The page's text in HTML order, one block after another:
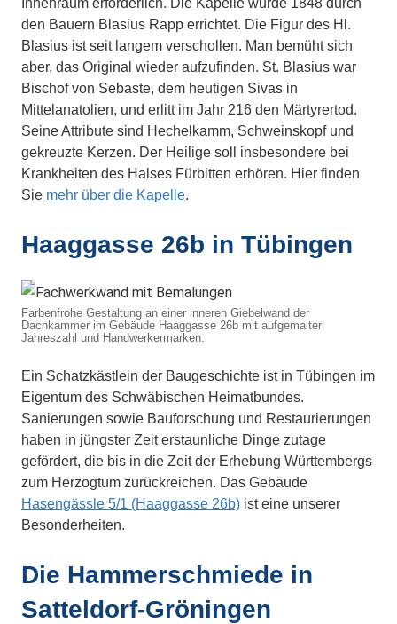
Innenraum erforderlich. Die Kapelle wurde 1848 durch
den Bauern Blasius Rapp errichtet. Die Figur des Hl.
Blasius ist seit langem verschollen. Man bemüht sich
aber, das Original wieder aufzufinden. St. Blasius war
Bischof von Sebaste, dem heutigen Sivas in
Mittelanatolien, und erlitt im Jahr 216 den Märtyrertod.
Seine Attribute sind Hechelkamm, Schweinskopf und
gekreuzte Kerzen. Der Heilige soll insbesondere bei
Krankheiten des Halses Fürbitten erhören. Hier finden
Sie mehr über die Kapelle.
Haaggasse 26b in Tübingen
Farbenfrohe Gestaltung an einer inneren Giebelwand der
Dachkammer im Gebäude Haaggasse 26b mit aufgemalter
Jahreszahl und Handwerkermarken.
Ein Schatzkästlein der Baugeschichte ist in Tübingen im
Eigentum des Schwäbischen Heimatbundes.
Sanierungen sowie Bauforschung und Restaurierungen
haben in jüngster Zeit erstaunliche Dinge zutage
gefördert, die bis in die Zeit der Erhebung Württembergs
zum Herzogtum zurückreichen. Das Gebäude
Hasengässle 5/1 (Haaggasse 26b) ist eine unserer
Besonderheiten.
Die Hammerschmiede in
Satteldorf-Gröningen